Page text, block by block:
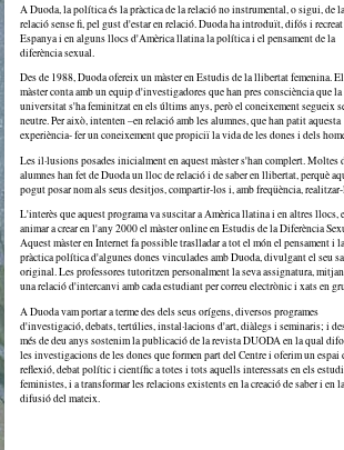
A Duoda, la política és la pràctica de la relació no instrumental, o sigui, de la
relació sense fi, pel gust d'estar en relació. Duoda ha introduït, difós i recreat
Espanya i en alguns llocs d'Amèrica llatina la política i el pensament de la
diferència sexual.
Des de 1988, Duoda ofereix un màster en Estudis de la llibertat femenina. El
màster conta amb un equip d'investigadores que han pres consciència que la
universitat s'ha feminitzat en els últims anys, però el coneixement segueix
neutre. Per això, intenten –en relació amb les alumnes, que han patit aquesta
experiència- fer un coneixement que propiciï la vida de les dones i dels
Les il·lusions posades inicialment en aquest màster s'han complert. Moltes
alumnes han fet de Duoda un lloc de relació i de saber en llibertat, perquè
pogut posar nom als seus desitjos, compartir-los i, amb freqüència,
L'interès que aquest programa va suscitar a Amèrica llatina i en altres llocs,
animar a crear en l'any 2000 el màster online en Estudis de la Diferència
Aquest màster en Internet fa possible traslladar a tot el món el pensament i la
pràctica política d'algunes dones vinculades amb Duoda, divulgant el seu
original. Les professores tutoritzen personalment la seva assignatura,
una relació d'intercanvi amb cada estudiant per correu electrònic i xats en
A Duoda vam portar a terme des dels seus orígens, diversos programes
d'investigació, debats, tertúlies, instal·lacions d'art, diàlegs i seminaris; i
més de deu anys sostenim la publicació de la revista DUODA en la qual
les investigacions de les dones que formen part del Centre i oferim un espai
reflexió, debat polític i científic a totes i tots aquells interessats en els
feministes, i a transformar les relacions existents en la creació de saber i en la
difusió del mateix.